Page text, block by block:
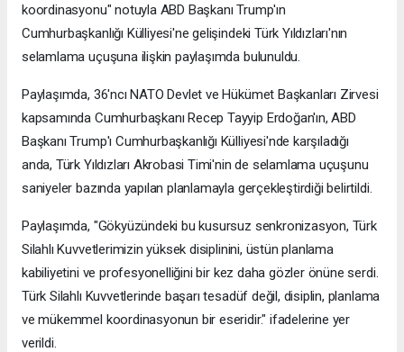
koordinasyonu" notuyla ABD Başkanı Trump'ın
Cumhurbaşkanlığı Külliyesi'ne gelişindeki Türk Yıldızları'nın
selamlama uçuşuna ilişkin paylaşımda bulunuldu.
Paylaşımda, 36'ncı NATO Devlet ve Hükümet Başkanları Zirvesi
kapsamında Cumhurbaşkanı Recep Tayyip Erdoğan'ın, ABD
Başkanı Trump'ı Cumhurbaşkanlığı Külliyesi'nde karşıladığı
anda, Türk Yıldızları Akrobasi Timi'nin de selamlama uçuşunu
saniyeler bazında yapılan planlamayla gerçekleştirdiği belirtildi.
Paylaşımda, "Gökyüzündeki bu kusursuz senkronizasyon, Türk
Silahlı Kuvvetlerimizin yüksek disiplinini, üstün planlama
kabiliyetini ve profesyonelliğini bir kez daha gözler önüne serdi.
Türk Silahlı Kuvvetlerinde başarı tesadüf değil, disiplin, planlama
ve mükemmel koordinasyonun bir eseridir." ifadelerine yer
verildi.